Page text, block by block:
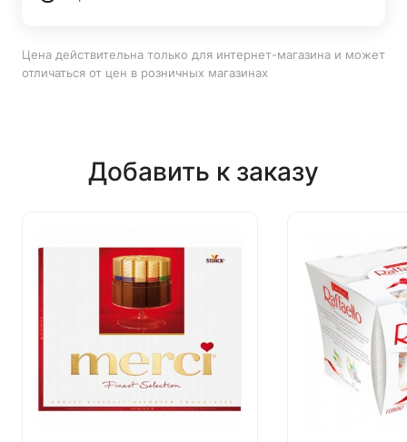
Цена действительна только для интернет-магазина и может
отличаться от цен в розничных магазинах
Добавить к заказу